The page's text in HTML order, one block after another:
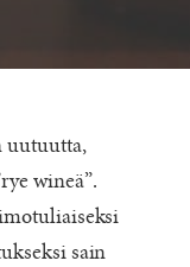
uutuutta,
wineä”.
sain